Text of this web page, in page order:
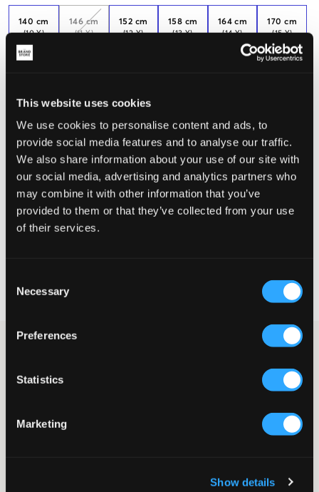
This website uses cookies
We use cookies to personalise content and ads, to
provide social media features and to analyse our traffic.
We also share information about your use of our site with
our social media, advertising and analytics partners who
may combine it with other information that you’ve
provided to them or that they’ve collected from your use
of their services.
Selection
Necessary
Preferences
Statistics
Marketing
Show details
140 cm
(10 Y)
Nog
146 cm
(11 Y)
152 cm
(12 Y)
158 cm
(13 Y)
164 cm
(14 Y)
over
170 cm
(15 Y)
Te klein Perfect Te groot
MAATTABEL
KIES EEN MAAT
Gratis verzending vanaf €69
Lichtgrijze sweatpants van LMTD. Deze broek heeft een
perfecte pasvorm. De rechte pijpen zorgen voor een stijlvolle en
Trekkoord